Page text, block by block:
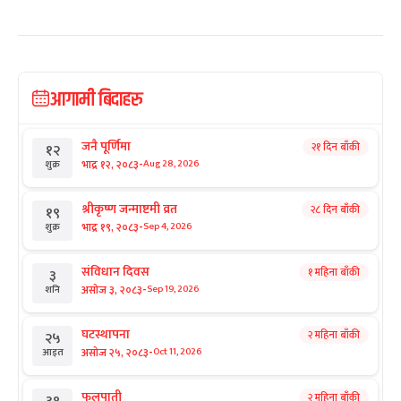
आगामी बिदाहरु
१२
शुक्र
जनै पूर्णिमा
भाद्र १२, २०८३-Aug 28, 2026
२१ दिन बाँकी
१९
शुक्र
श्रीकृष्ण जन्माष्टमी व्रत
भाद्र १९, २०८३-Sep 4, 2026
२८ दिन बाँकी
३
शनि
संविधान दिवस
असोज ३, २०८३-Sep 19, 2026
१ महिना बाँकी
२५
आइत
घटस्थापना
असोज २५, २०८३-Oct 11, 2026
२ महिना बाँकी